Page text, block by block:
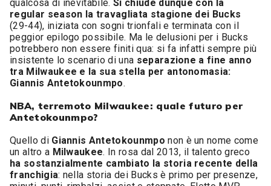
qualcosa di inevitabile.Si chiude dunque con la
regular season la travagliata stagione dei Bucks
(29-44), iniziata con sogni trionfali e terminata con il
peggior epilogo possibile. Ma le delusioni per i Bucks
potrebbero non essere finiti qua: si fa infatti sempre più
insistente lo scenario di una separazione a fine anno
tra Milwaukee e la sua stella per antonomasia:
Giannis Antetokounmpo.
NBA, terremoto Milwaukee: quale futuro per
Antetokounmpo?
Quello di Giannis Antetokounmpo non è un nome come
un altro a Milwaukee. In rosa dal 2013, il talento greco
ha sostanzialmente cambiato la storia recente della
franchigia: nella storia dei Bucks è primo per presenze,